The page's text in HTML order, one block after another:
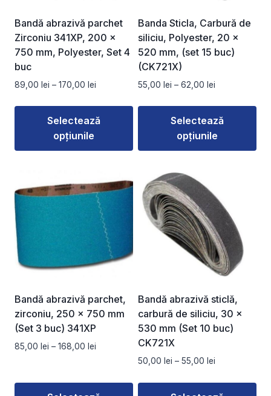
Bandă abrazivă parchet
Zirconiu 341XP, 200 x
750 mm, Polyester, Set 4
buc
89,00 lei – 170,00 lei
prețuri:
89,00 lei
Selectează
opțiunile
are
mai
multe
variații.
Opțiunile
pot
alese
în
pagina
Banda Sticla, Carbură de
siliciu, Polyester, 20 x
520 mm, (set 15 buc)
(CK721X)
55,00 lei – 62,00 lei
prețuri:
55,00 lei
până
Selectează
opțiunile
produs
are
mai
multe
variații.
alese
în
pagina
produsului.
Bandă abrazivă parchet,
zirconiu, 250 x 750 mm
(Set 3 buc) 341XP
85,00 lei – 168,00 lei
85,00 lei
Bandă abrazivă sticlă,
carbură de siliciu, 30 x
530 mm (Set 10 buc)
CK721X
50,00 lei – 55,00 lei
prețuri: